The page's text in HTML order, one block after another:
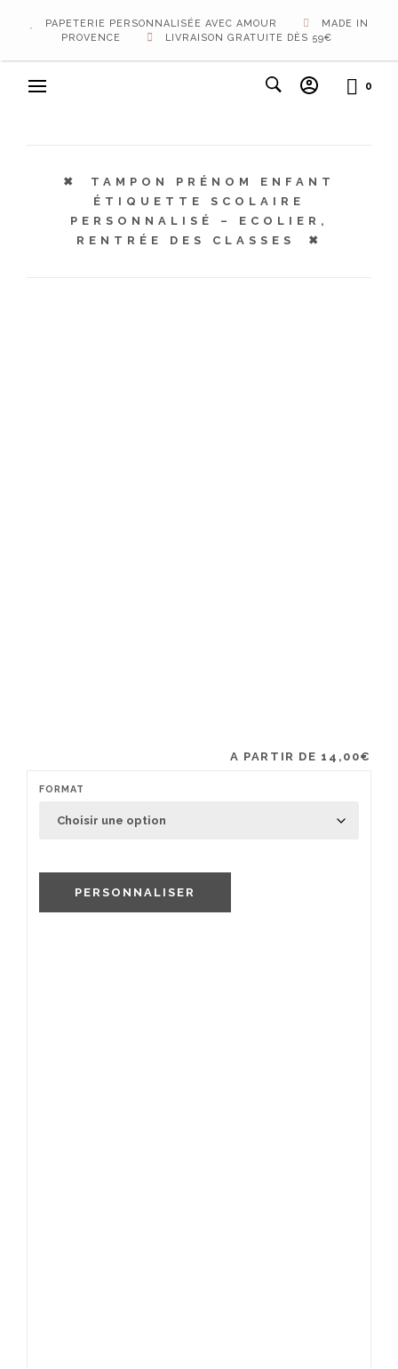
PAPETERIE PERSONNALISÉE AVEC AMOUR
MADE IN
PROVENCE
LIVRAISON GRATUITE DÈS 59€
0
TAMPON PRÉNOM ENFANT
ÉTIQUETTE SCOLAIRE
PERSONNALISÉ – ECOLIER,
RENTRÉE DES CLASSES
A PARTIR DE 14,00€
FORMAT
PERSONNALISER